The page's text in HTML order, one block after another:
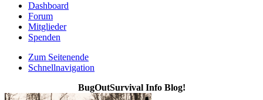
Dashboard
Forum
Mitglieder
Spenden
Zum Seitenende
Schnellnavigation
BugOutSurvival Info Blog!